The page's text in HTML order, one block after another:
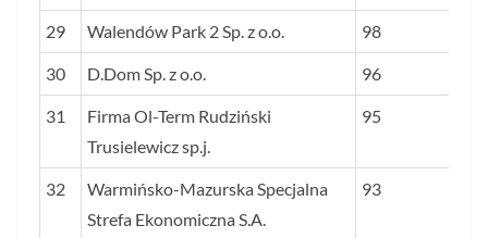
29 Walendów Park 2 Sp. z o.o. 98
30 D.Dom Sp. z o.o. 96
31
Firma Ol-Term Rudziński
Trusielewicz sp.j.
95
32
Warmińsko-Mazurska Specjalna
Strefa Ekonomiczna S.A.
93